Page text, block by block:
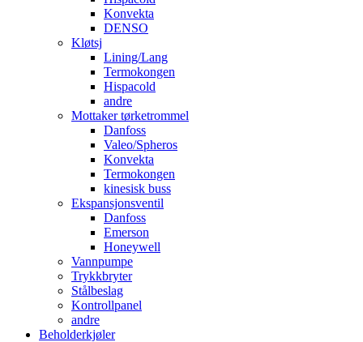
Konvekta
DENSO
Kløtsj
Lining/Lang
Termokongen
Hispacold
andre
Mottaker tørketrommel
Danfoss
Valeo/Spheros
Konvekta
Termokongen
kinesisk buss
Ekspansjonsventil
Danfoss
Emerson
Honeywell
Vannpumpe
Trykkbryter
Stålbeslag
Kontrollpanel
andre
Beholderkjøler